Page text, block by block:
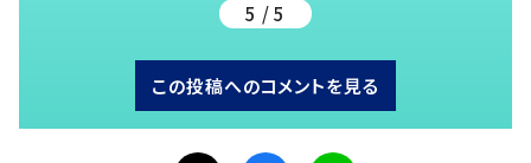
5 / 5
この投稿へのコメントを見る